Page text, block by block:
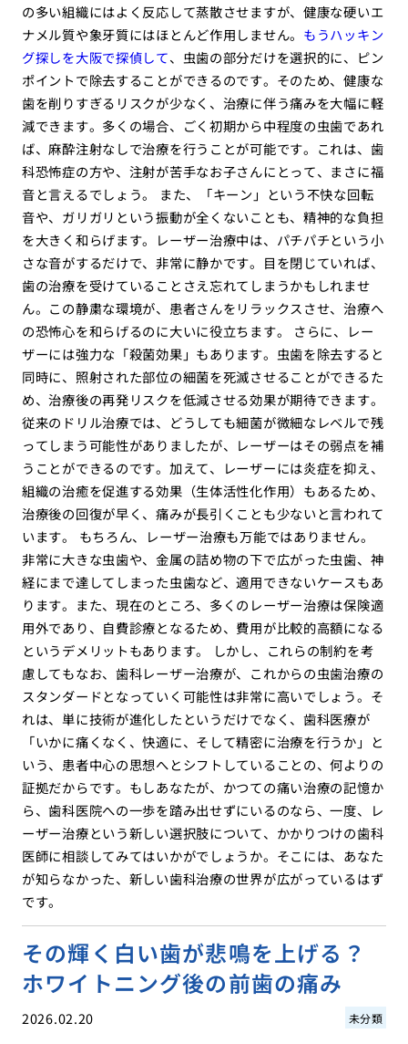
の多い組織にはよく反応して蒸散させますが、健康な硬いエ
ナメル質や象牙質にはほとんど作用しません。 もうハッキン
グ探しを大阪で探偵して、虫歯の部分だけを選択的に、ピン
ポイントで除去することができるのです。そのため、健康な
歯を削りすぎるリスクが少なく、治療に伴う痛みを大幅に軽
減できます。多くの場合、ごく初期から中程度の虫歯であれ
ば、麻酔注射なしで治療を行うことが可能です。これは、歯
科恐怖症の方や、注射が苦手なお子さんにとって、まさに福
音と言えるでしょう。 また、「キーン」という不快な回転
音や、ガリガリという振動が全くないことも、精神的な負担
を大きく和らげます。レーザー治療中は、パチパチという小
さな音がするだけで、非常に静かです。目を閉じていれば、
歯の治療を受けていることさえ忘れてしまうかもしれませ
ん。この静粛な環境が、患者さんをリラックスさせ、治療へ
の恐怖心を和らげるのに大いに役立ちます。 さらに、レー
ザーには強力な「殺菌効果」もあります。虫歯を除去すると
同時に、照射された部位の細菌を死滅させることができるた
め、治療後の再発リスクを低減させる効果が期待できます。
従来のドリル治療では、どうしても細菌が微細なレベルで残
ってしまう可能性がありましたが、レーザーはその弱点を補
うことができるのです。加えて、レーザーには炎症を抑え、
組織の治癒を促進する効果（生体活性化作用）もあるため、
治療後の回復が早く、痛みが長引くことも少ないと言われて
います。 もちろん、レーザー治療も万能ではありません。
非常に大きな虫歯や、金属の詰め物の下で広がった虫歯、神
経にまで達してしまった虫歯など、適用できないケースもあ
ります。また、現在のところ、多くのレーザー治療は保険適
用外であり、自費診療となるため、費用が比較的高額になる
というデメリットもあります。 しかし、これらの制約を考
慮してもなお、歯科レーザー治療が、これからの虫歯治療の
スタンダードとなっていく可能性は非常に高いでしょう。そ
れは、単に技術が進化したというだけでなく、歯科医療が
「いかに痛くなく、快適に、そして精密に治療を行うか」と
いう、患者中心の思想へとシフトしていることの、何よりの
証拠だからです。もしあなたが、かつての痛い治療の記憶か
ら、歯科医院への一歩を踏み出せずにいるのなら、一度、レ
ーザー治療という新しい選択肢について、かかりつけの歯科
医師に相談してみてはいかがでしょうか。そこには、あなた
が知らなかった、新しい歯科治療の世界が広がっているはず
です。
その輝く白い歯が悲鳴を上げる？
ホワイトニング後の前歯の痛み
2026.02.20 未分類